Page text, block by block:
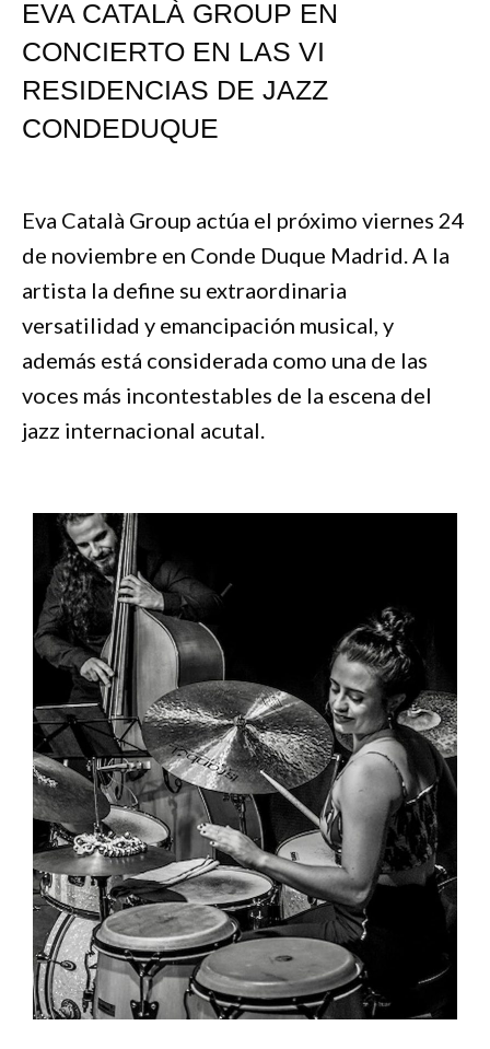
EVA CATALÀ GROUP EN
CONCIERTO EN LAS VI
RESIDENCIAS DE JAZZ
CONDEDUQUE
Eva Català Group actúa el próximo viernes 24
de noviembre en Conde Duque Madrid. A la
artista la define su extraordinaria
versatilidad y emancipación musical, y
además está considerada como una de las
voces más incontestables de la escena del
jazz internacional acutal.